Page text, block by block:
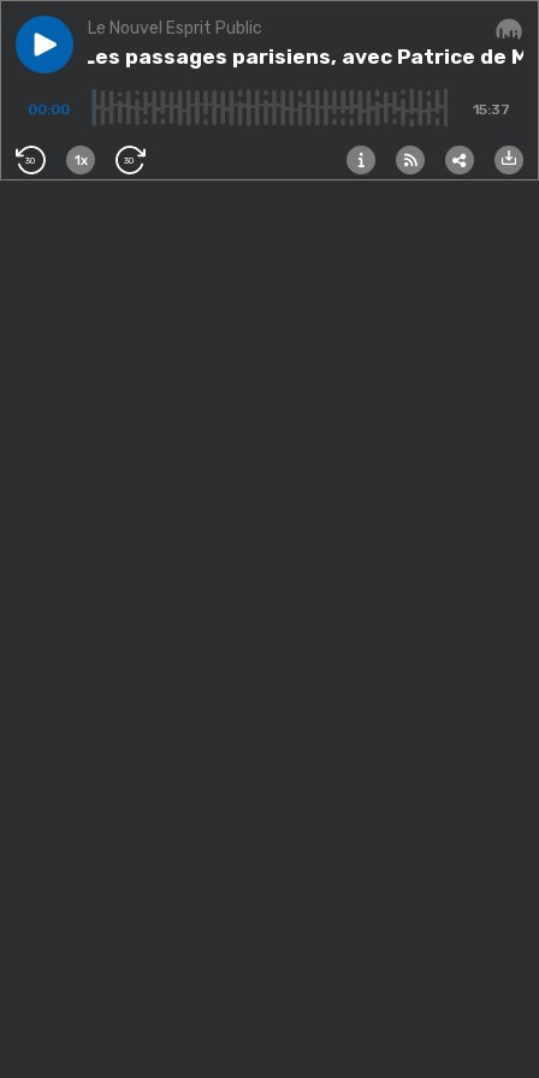
Play episodeBada : Les passages parisiens, avec Patrice de
Le Nouvel Esprit Public
Bada : Les passages parisiens, avec Patrice de
00:00 15:37
30 1x 30